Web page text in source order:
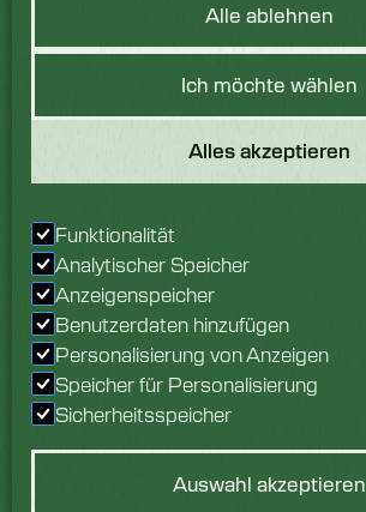
Alle ablehnen
Ich möchte wählen
Alles akzeptieren
Funktionalität
Analytischer Speicher
Anzeigenspeicher
Benutzerdaten hinzufügen
Personalisierung von Anzeigen
Speicher für Personalisierung
Sicherheitsspeicher
Auswahl akzeptieren
Hast du eine
Frage?
von Ihnen zu hören.
heute mit unserem
Team.
Erkundigen Sie sich jetzt